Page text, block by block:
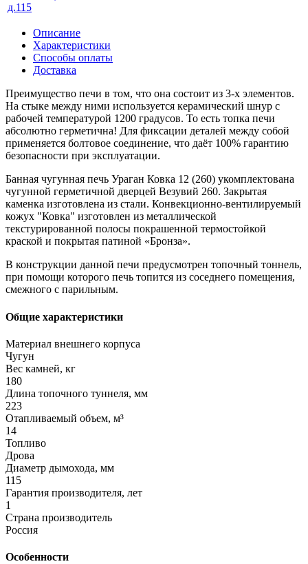
Описание
Характеристики
Способы оплаты
Доставка
Преимущество печи в том, что она состоит из 3-х элементов.
На стыке между ними используется керамический шнур с
рабочей температурой 1200 градусов. То есть топка печи
абсолютно герметична! Для фиксации деталей между собой
применяется болтовое соединение, что даёт 100% гарантию
безопасности при эксплуатации.
Банная чугунная печь Ураган Ковка 12 (260) укомплектована
чугунной герметичной дверцей Везувий 260. Закрытая
каменка изготовлена из стали. Конвекционно-вентилируемый
кожух "Ковка" изготовлен из металлической
текстурированной полосы покрашенной термостойкой
краской и покрытая патиной «Бронза».
В конструкции данной печи предусмотрен топочный тоннель,
при помощи которого печь топится из соседнего помещения,
смежного с парильным.
Общие характеристики
Материал внешнего корпуса
Чугун
Вес камней, кг
180
Длина топочного туннеля, мм
223
Отапливаемый объем, м³
14
Топливо
Дрова
Диаметр дымохода, мм
115
Гарантия производителя, лет
1
Страна производитель
Россия
Особенности